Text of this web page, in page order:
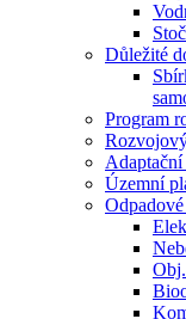
Důležité
Program
Územní